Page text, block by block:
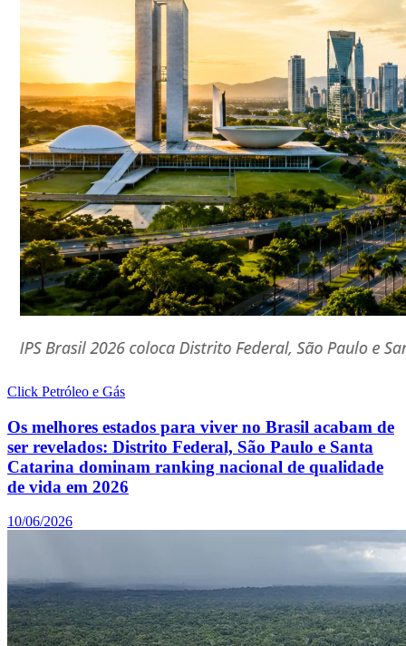
Click Petróleo e Gás
Os melhores estados para viver no Brasil acabam de
ser revelados: Distrito Federal, São Paulo e Santa
Catarina dominam ranking nacional de qualidade
de vida em 2026
10/06/2026